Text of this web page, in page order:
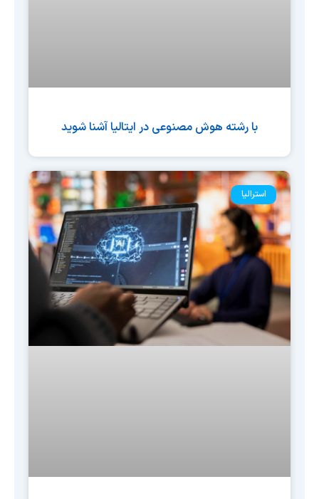
با رشته هوش مصنوعی در ایتالیا آشنا شوید
استرالیا